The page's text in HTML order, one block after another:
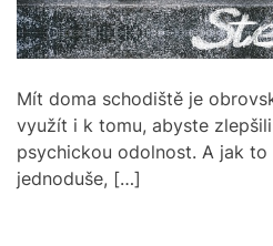
Mít doma schodiště je
využít i k tomu, abyste
psychickou odolnost. A jak to
jednoduše, […]